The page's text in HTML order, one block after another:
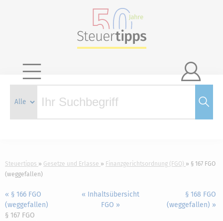

Steuertipps Gesetze und Erlasse Finanzgerichtsordnung (FGO)
§ 167 FGO
(weggefallen)
« § 166 FGO
(weggefallen)
« Inhaltsübersicht
FGO »
§ 168 FGO
(weggefallen) »
§ 167 FGO